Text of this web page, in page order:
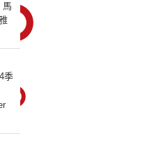
馬
季